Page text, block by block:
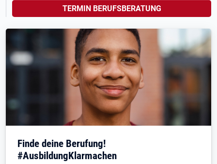
TERMIN BERUFSBERATUNG
Finde deine Berufung!
#AusbildungKlarmachen